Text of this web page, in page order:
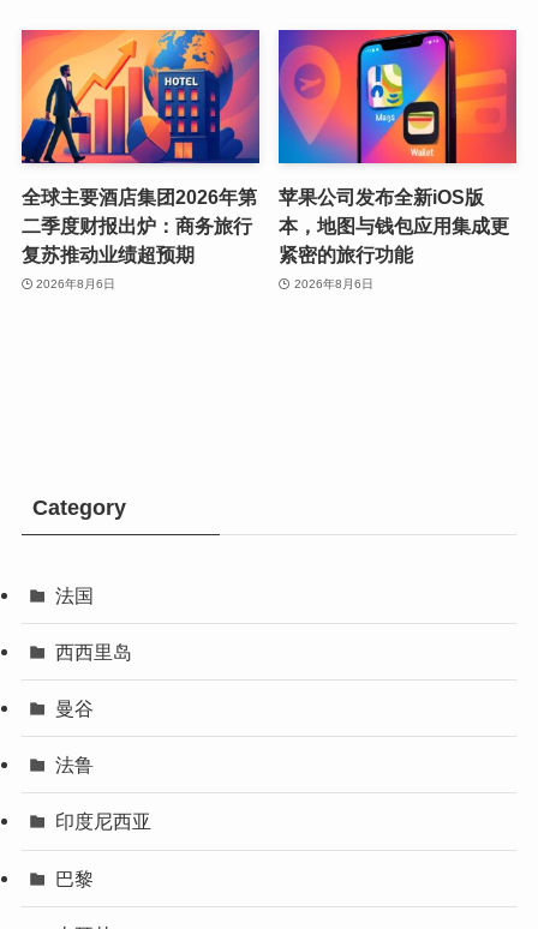
全球主要酒店集团2026年第
二季度财报出炉：商务旅行
复苏推动业绩超预期
2026年8月6日
苹果公司发布全新iOS版
本，地图与钱包应用集成更
紧密的旅行功能
2026年8月6日
Category
法国
西西里岛
曼谷
法鲁
印度尼西亚
巴黎